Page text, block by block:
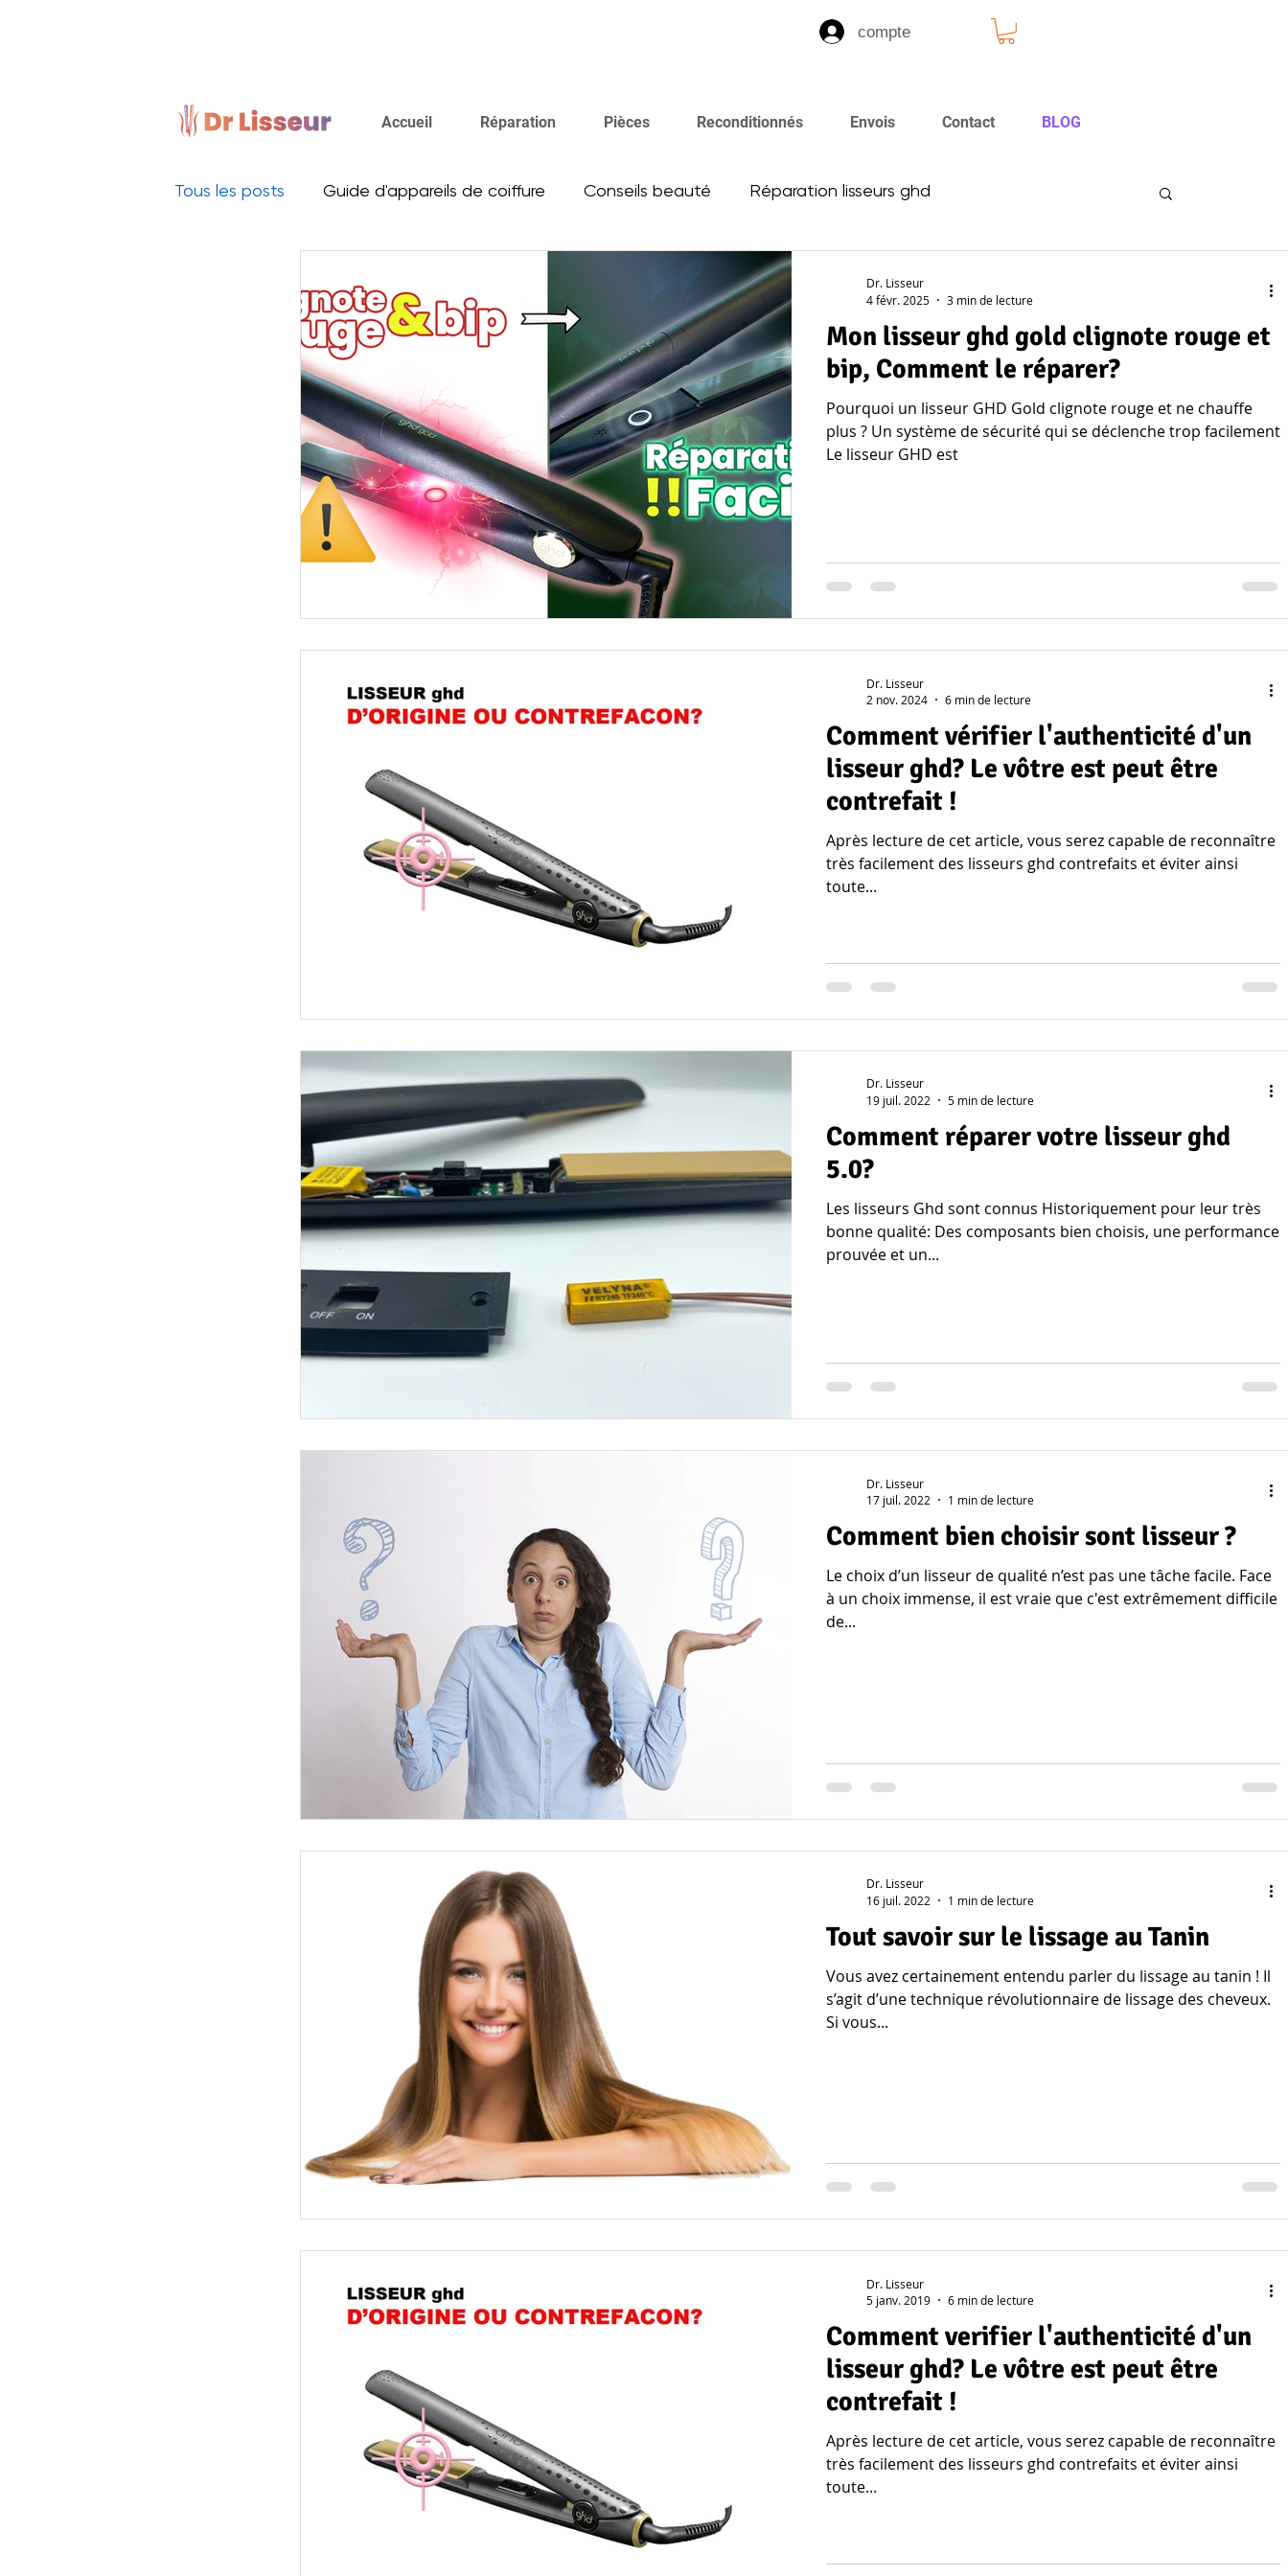
compte
Accueil Réparation Pièces Reconditionnés Envois Contact BLOG
Tous les posts Guide d'appareils de coiffure Conseils beauté Réparation lisseurs ghd
Mon lisseur ghd gold clignote rouge et
bip​, Comment le réparer?
Pourquoi un lisseur GHD Gold clignote rouge et ne chauffe
plus ? Un système de sécurité qui se déclenche trop facilement
Le lisseur GHD est
Dr. Lisseur
4 févr. 2025
3 min de lecture
Comment vérifier l'authenticité d'un
lisseur ghd? Le vôtre est peut être
contrefait !
Après lecture de cet article, vous serez capable de reconnaître
très facilement des lisseurs ghd contrefaits et éviter ainsi
toute...
Dr. Lisseur
2 nov. 2024
6 min de lecture
Comment réparer votre lisseur ghd
5.0?
Les lisseurs Ghd sont connus Historiquement pour leur très
bonne qualité: Des composants bien choisis, une performance
prouvée et un...
Dr. Lisseur
19 juil. 2022
5 min de lecture
Comment bien choisir sont lisseur ?
Le choix d’un lisseur de qualité n’est pas une tâche facile. Face
à un choix immense, il est vraie que c'est extrêmement difficile
de...
Dr. Lisseur
17 juil. 2022
1 min de lecture
Tout savoir sur le lissage au Tanin
Vous avez certainement entendu parler du lissage au tanin ! Il
s’agit d’une technique révolutionnaire de lissage des cheveux.
Si vous...
Dr. Lisseur
16 juil. 2022
1 min de lecture
Comment verifier l'authenticité d'un
lisseur ghd? Le vôtre est peut être
contrefait !
Après lecture de cet article, vous serez capable de reconnaître
très facilement des lisseurs ghd contrefaits et éviter ainsi
toute...
Dr. Lisseur
5 janv. 2019
6 min de lecture